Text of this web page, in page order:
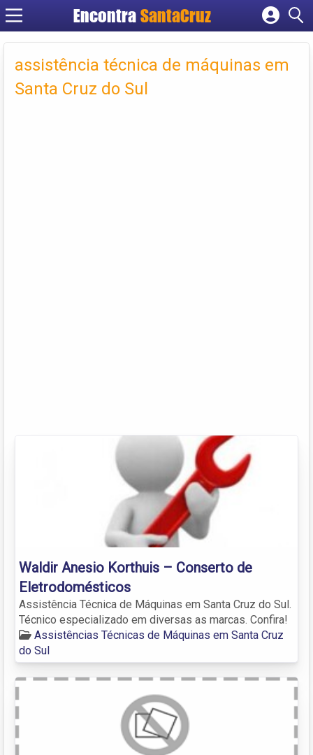
Encontra
Cadastrar empresa
Criar conta
assistência técnica de máquinas em
Santa Cruz do Sul
Waldir Anesio Korthuis – Conserto de
Eletrodomésticos
Assistência Técnica de Máquinas em Santa Cruz do Sul.
Técnico especializado em diversas as marcas. Confira!
Assistências Técnicas de Máquinas em Santa Cruz
do Sul